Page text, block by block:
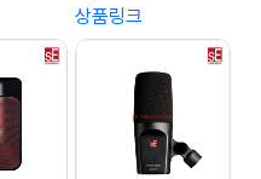
상품링크